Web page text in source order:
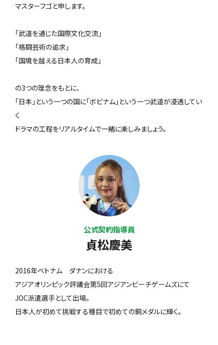
マスターフゴと申します。
「武道を通じた国際文化交流」
「格闘芸術の追求」
「国境を越える日本人の育成」
の3つの理念をもとに、
「日本」という一つの国に「ボビナム」という一つ武道が浸透してい
く
ドラマの工程をリアルタイムで一緒に楽しみましょう。
公式契約指導員
貞松慶美
2016年ベトナム ダナンにおける
アジアオリンピック評議会第5回アジアンビーチゲームズにて
JOC派遣選手として出場。
日本人が初めて挑戦する種目で初めての銅メダルに輝く。